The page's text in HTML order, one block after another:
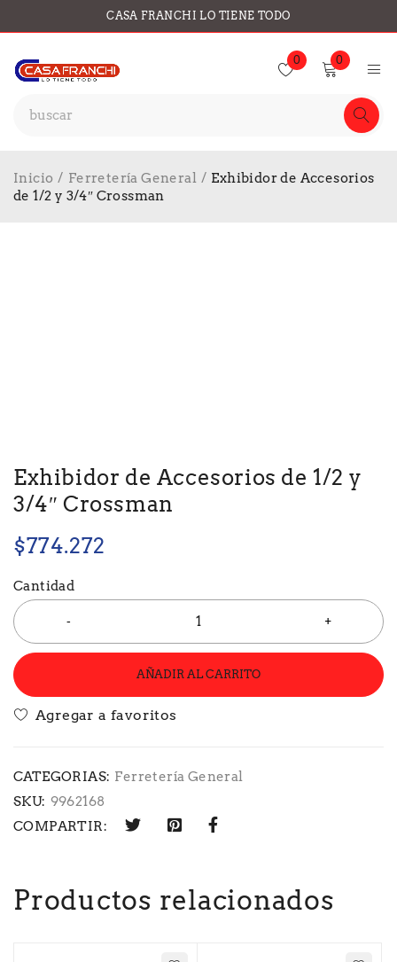
CASA FRANCHI LO TIENE TODO
0 0
Inicio / Ferretería General / Exhibidor de Accesorios
de 1/2 y 3/4″ Crossman
Exhibidor de Accesorios de 1/2 y
3/4″ Crossman
$774.272
Cantidad
AÑADIR AL CARRITO
CATEGORIAS: Ferretería General
SKU: 9962168
COMPARTIR:
Productos relacionados